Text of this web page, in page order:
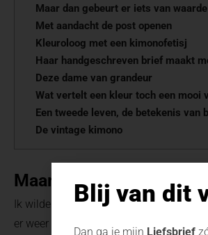
Maar dan gebeurt er iets van waarde
Met aandacht de post openen
Kleuroloog met een kimonofetisj
Haar handgeschreven brief maakt
Deze dame van grandeur
Wat vertelt een kleur toch een mooi
Een tweede leven, de betekenis van
De vintage kimono
Maar dan gebeurt er iets
Ik wilde niet meer; die gebogen
er weer een nieuw bericht binnenkomt.
Blij van dit
Dan ga je mijn Liefsbrief